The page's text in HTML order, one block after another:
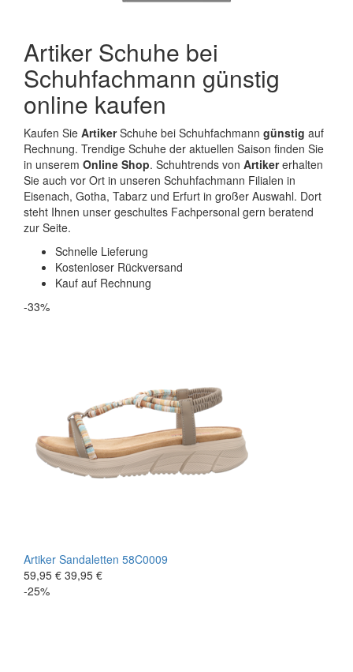
Artiker Schuhe bei
Schuhfachmann günstig
online kaufen
Kaufen Sie ArtikerSchuhe bei Schuhfachmann günstig auf
Rechnung. Trendige Schuhe der aktuellen Saison finden Sie
in unserem Online Shop. Schuhtrends von Artikererhalten
Sie auch vor Ort in unseren Schuhfachmann Filialen in
Eisenach, Gotha, Tabarz und Erfurt in großer Auswahl. Dort
steht Ihnen unser geschultes Fachpersonal gern beratend
zur Seite.
Schnelle Lieferung
Kostenloser Rückversand
Kauf auf Rechnung
-33%
Artiker Sandaletten 58C0009
59,95 € 39,95 €
-25%